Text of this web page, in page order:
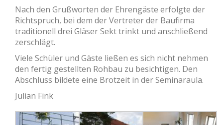
Nach den Grußworten der Ehrengäste erfolgte der
Richtspruch, bei dem der Vertreter der Baufirma
traditionell drei Gläser Sekt trinkt und anschließend
zerschlägt.
Viele Schüler und Gäste ließen es sich nicht nehmen
den fertig gestellten Rohbau zu besichtigen. Den
Abschluss bildete eine Brotzeit in der Seminaraula.
Julian Fink